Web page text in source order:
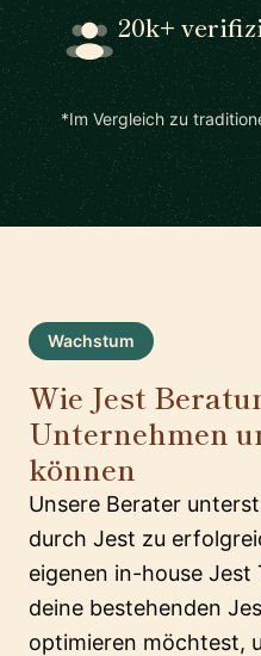
20k+
*Im Vergleich zu
Wachstum
Wie Jest
Unternehmen
können
Unsere Berater
durch Jest zu
eigenen in-house Jest
deine bestehenden
optimieren möchtest,